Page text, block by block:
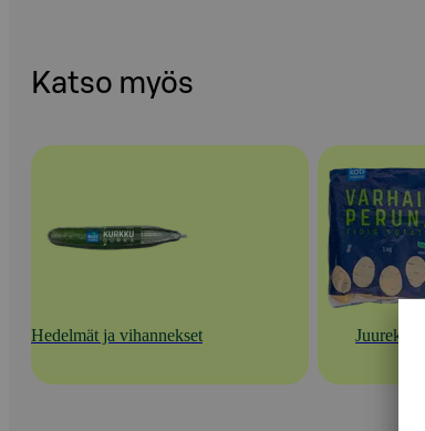
Katso myös
Hedelmät ja vihannekset Juurekset